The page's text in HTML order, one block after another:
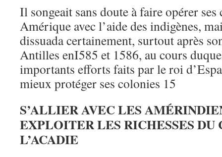
Il songeait sans doute à faire opérer
Amérique avec l’aide des indigènes,
dissuada certainement, surtout après
Antilles enI585 et 1586, au cours
importants efforts faits par le roi
mieux protéger ses colonies 15
S’ALLIER AVEC LES
EXPLOITER LES RICHESSES DU
L’ACADIE